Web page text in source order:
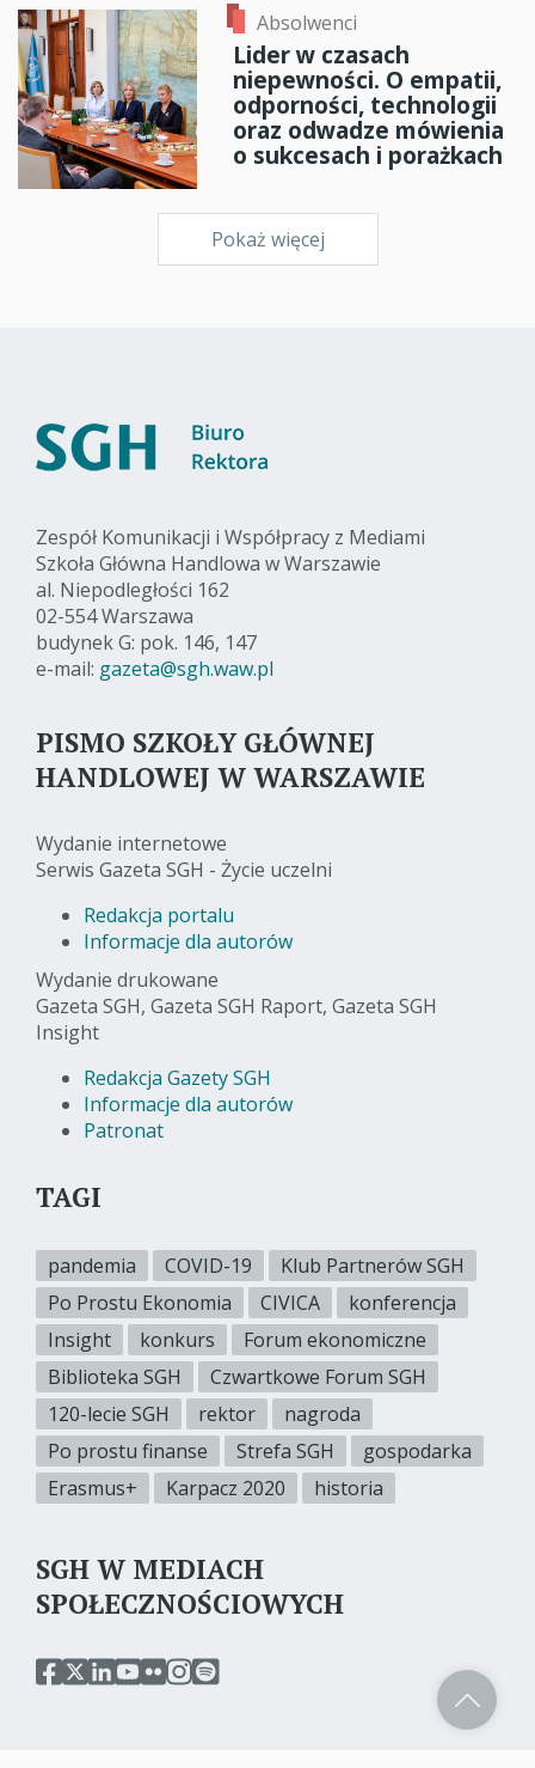
Absolwenci
Lider w czasach
niepewności. O empatii,
odporności, technologii
oraz odwadze mówienia
o sukcesach i porażkach
Pokaż więcej
Zespół Komunikacji i Współpracy z Mediami
Szkoła Główna Handlowa w Warszawie
al. Niepodległości 162
02-554 Warszawa
budynek G: pok. 146, 147
e-mail: gazeta@sgh.waw.pl
PISMO SZKOŁY GŁÓWNEJ
HANDLOWEJ W WARSZAWIE
Wydanie internetowe
Serwis Gazeta SGH - Życie uczelni
Redakcja portalu
Informacje dla autorów
Wydanie drukowane
Gazeta SGH, Gazeta SGH Raport, Gazeta SGH
Insight
Redakcja Gazety SGH
Informacje dla autorów
Patronat
TAGI
pandemia COVID-19
Klub Partnerów SGH
Po Prostu Ekonomia
CIVICA
konferencja
Insight
konkurs
Forum ekonomiczne
Biblioteka SGH
Czwartkowe Forum SGH
120-lecie SGH
rektor
nagroda
Po prostu finanse
Strefa SGH
gospodarka
Erasmus+
Karpacz 2020 historia
SGH W MEDIACH
SPOŁECZNOŚCIOWYCH
przejdź
przejdź
przejdź
przejdź
przejdź
przejdźprzejdź